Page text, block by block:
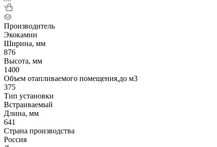
Производитель
Экокамин
Ширина, мм
876
Высота, мм
1400
Объем отапливаемого помещения,до м3
375
Тип установки
Встраиваемый
Длина, мм
641
Страна производства
Россия